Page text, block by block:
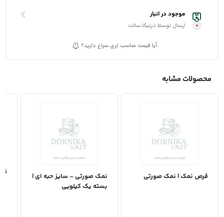
موجود در انبار
ارسال توسط درنیکا سالت
آیا قیمت مناسب تری سراغ دارید؟
محصولات مشابه
قرص نمک | نمک صورتی
نمک صورتی – سایز حبه ای |
بسته یک کیلویی